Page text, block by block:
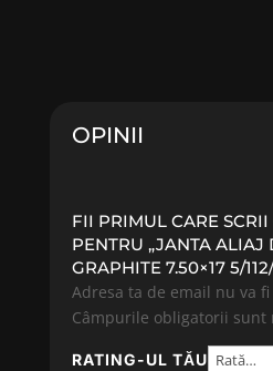
OPINII
FII PRIMUL CARE
PENTRU „JANTA ALIAJ
GRAPHITE 7.50×17 5/
Adresa ta de email nu va
Câmpurile obligatorii sunt
RATING-UL TĂU